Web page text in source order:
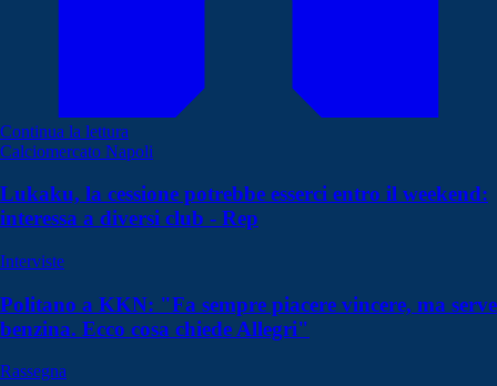
Continua la lettura
Calciomercato Napoli
Lukaku, la cessione potrebbe esserci entro il weekend:
interessa a diversi club - Rep
Interviste
Politano a KKN: "Fa sempre piacere vincere, ma serve
benzina. Ecco cosa chiede Allegri"
Rassegna